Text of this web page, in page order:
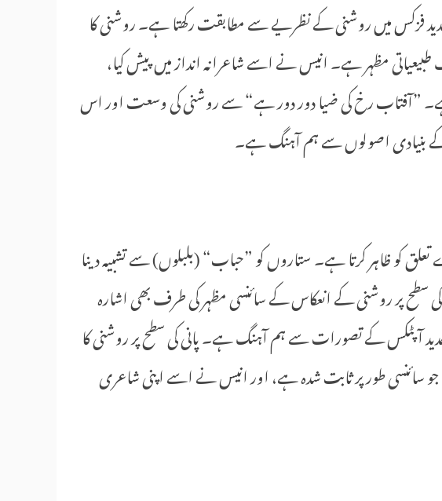
فزکس میں روشنی کے نظریے سے مطابقت رکھتا ہے۔ روشنی کا
مظہر ہے۔ انیس نے اسے شاعرانہ انداز میں پیش کیا،
”آفتاب رخ کی ضیا دور دور ہے“ سے روشنی کی وسعت اور اس
کے بنیادی اصولوں سے ہم آہنگ ہے۔
کو ظاہر کرتا ہے۔ ستاروں کو ”حباب“ (بلبلوں) سے تشبیہ دینا
کی سطح پر روشنی کے انعکاس کے سائنسی مظہر کی طرف بھی اشارہ
آپٹکس کے تصورات سے ہم آہنگ ہے۔ پانی کی سطح پر روشنی کا
طور پر ثابت شدہ ہے، اور انیس نے اسے اپنی شاعری